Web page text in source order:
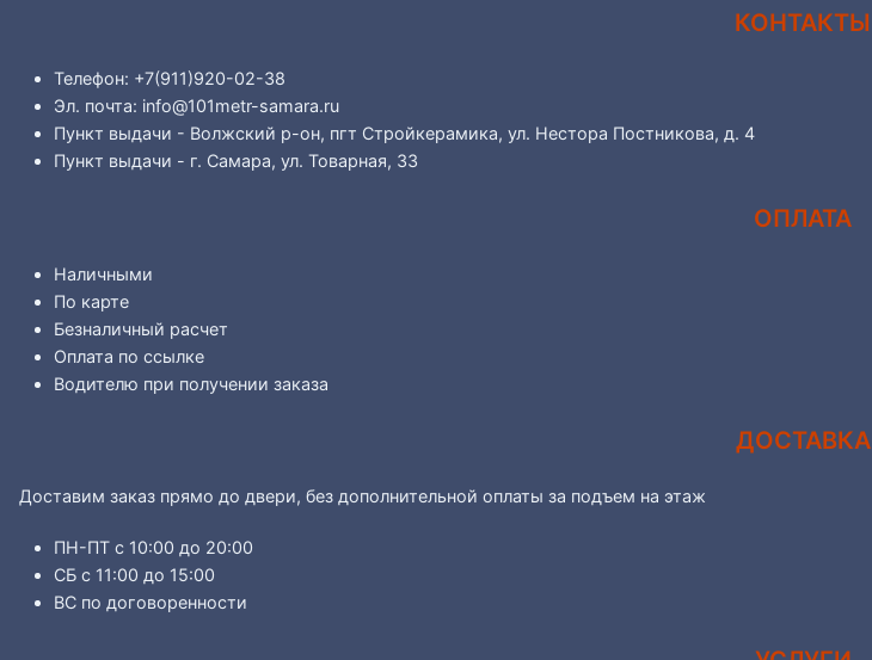
КОНТАКТЫ
Телефон: +7(911)920-02-38
Эл. почта: info@101metr-samara.ru
Пункт выдачи - Волжский р-он, пгт Стройкерамика, ул. Нестора Постникова, д. 4
Пункт выдачи - г. Самара, ул. Товарная, 33
ОПЛАТА
Наличными
По карте
Безналичный расчет
Оплата по ссылке
Водителю при получении заказа
ДОСТАВКА
Доставим заказ прямо до двери, без дополнительной оплаты за подъем на этаж
ПН-ПТ с 10:00 до 20:00
СБ с 11:00 до 15:00
ВС по договоренности